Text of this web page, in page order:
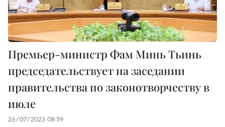
Премьер-министр Фам Минь Тьинь
председательствует на заседании
правительства по законотворчеству в
июле
26/07/2023 08:59